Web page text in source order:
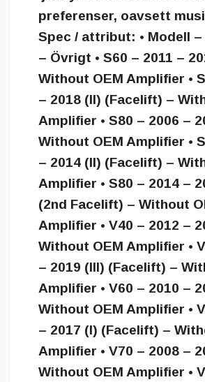
preferenser, oavsett
Spec / attribut: • Modell
– Övrigt • S60 – 2011 –
Without OEM Amplifier •
– 2018 (II) (Facelift) –
Amplifier • S80 – 2006 –
Without OEM Amplifier •
– 2014 (II) (Facelift) –
Amplifier • S80 – 2014 –
(2nd Facelift) – Without
Amplifier • V40 – 2012 –
Without OEM Amplifier •
– 2019 (III) (Facelift) –
Amplifier • V60 – 2010 –
Without OEM Amplifier •
– 2017 (I) (Facelift) –
Amplifier • V70 – 2008 –
Without OEM Amplifier •